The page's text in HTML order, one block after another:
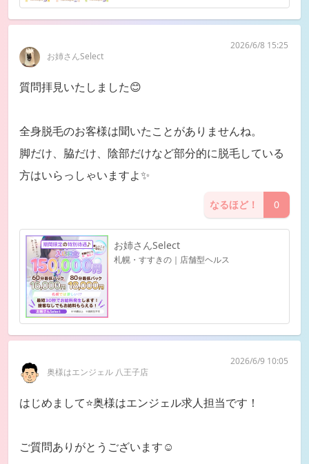
お姉さんSelect
2026/6/8 15:25
質問拝見いたしました😊
全身脱毛のお客様は聞いたことがありませんね。
脚だけ、脇だけ、陰部だけなど部分的に脱毛している
方はいらっしゃいますよ✨
なるほど！ 0
お姉さんSelect
札幌・すすきの｜店舗型ヘルス
奥様はエンジェル 八王子店
2026/6/9 10:05
はじめまして⭐️奥様はエンジェル求人担当です！
ご質問ありがとうございます☺️